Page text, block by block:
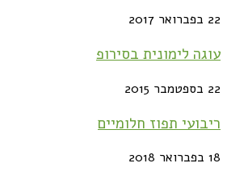
22 בפברואר 2017
עוגה לימונית בסירופ
22 בספטמבר 2015
ריבועי תפוז חלומיים
18 בפברואר 2018